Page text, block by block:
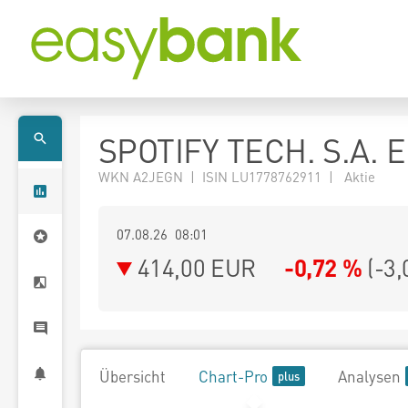
SPOTIFY TECH. S.A.
WKN A2JEGN | ISIN LU1778762911 | Aktie
07.08.26 08:01
414,00 EUR -0,72 % (-
Übersicht Chart-Pro Analysen